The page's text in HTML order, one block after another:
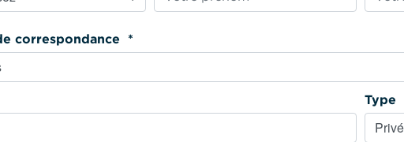
Langue de correspondance *